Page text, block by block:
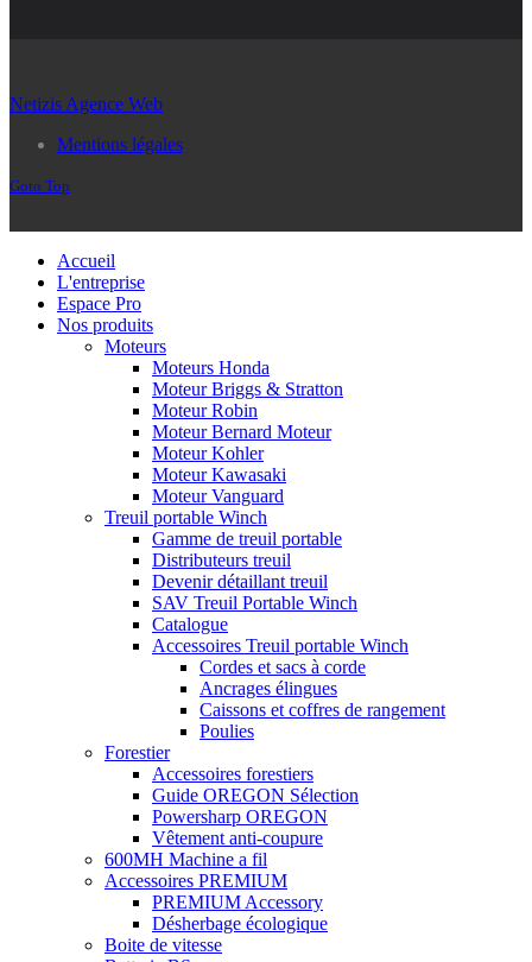
Netizis Agence Web
Mentions légales
Goto Top
Accueil
L'entreprise
Espace Pro
Nos produits
Moteurs
Moteurs Honda
Moteur Briggs & Stratton
Moteur Robin
Moteur Bernard Moteur
Moteur Kohler
Moteur Kawasaki
Moteur Vanguard
Treuil portable Winch
Gamme de treuil portable
Distributeurs treuil
Devenir détaillant treuil
SAV Treuil Portable Winch
Catalogue
Accessoires Treuil portable Winch
Cordes et sacs à corde
Ancrages élingues
Caissons et coffres de rangement
Poulies
Forestier
Accessoires forestiers
Guide OREGON Sélection
Powersharp OREGON
Vêtement anti-coupure
600MH Machine a fil
Accessoires PREMIUM
PREMIUM Accessory
Désherbage écologique
Boite de vitesse